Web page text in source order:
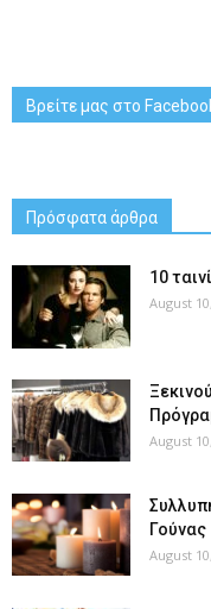
Βρείτε μας στο
Πρόσφατα άρθρα
10
August
August
Γούνας
August